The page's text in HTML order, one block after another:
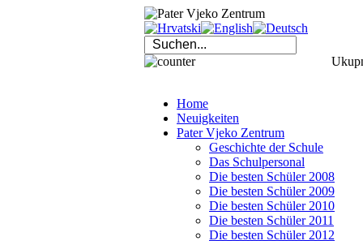
Home
Neuigkeiten
Pater Vjeko Zentrum
Geschichte der Schule
Das Schulpersonal
Die besten Schüler 2008
Die besten Schüler 2009
Die besten Schüler 2010
Die besten Schüler 2011
Die besten Schüler 2012